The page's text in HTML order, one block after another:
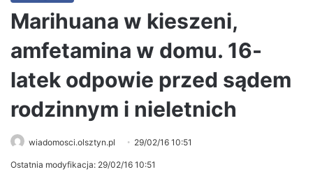
Marihuana w kieszeni,
amfetamina w domu. 16-
latek odpowie przed sądem
rodzinnym i nieletnich
wiadomosci.olsztyn.pl 29/02/16 10:51
Ostatnia modyfikacja: 29/02/16 10:51